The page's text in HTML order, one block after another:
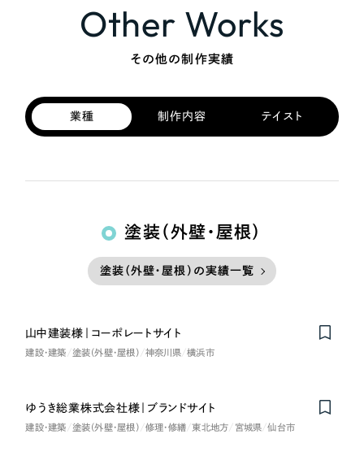
Other Works
その他の制作実績
業種 制作内容 テイスト
塗装（外壁・屋根）
塗装（外壁・屋根）の実績一覧
山中建装様｜コーポレートサイト
建設・建築 塗装（外壁・屋根） 神奈川県 横浜市
ゆうき総業株式会社様｜ブランドサイト
建設・建築 塗装（外壁・屋根） 修理・修繕 東北地方 宮城県 仙台市